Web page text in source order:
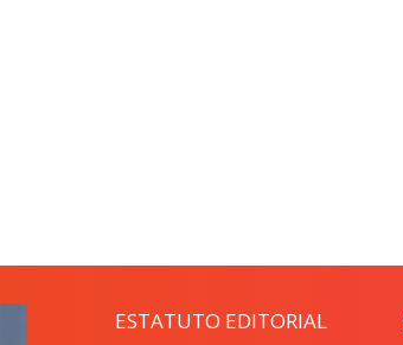
ESTATUTO EDITORIAL